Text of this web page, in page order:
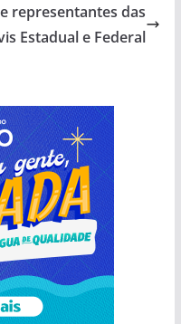
representantes das
Estadual e Federal